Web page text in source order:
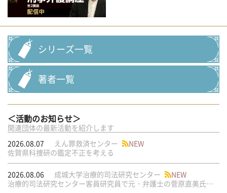
シリーズ一覧
著者一覧
＜活動のお知らせ＞
関連団体の最新活動を紹介します
2026.08.07
えん罪救済センター
NEW
佐賀県科捜研の鑑定不正を考える
2026.08.06 成城大学治療的司法研究センター
NEW
治療的司法研究センター客員研究員で元・弁護士の菅原直美氏の論文が公刊されました